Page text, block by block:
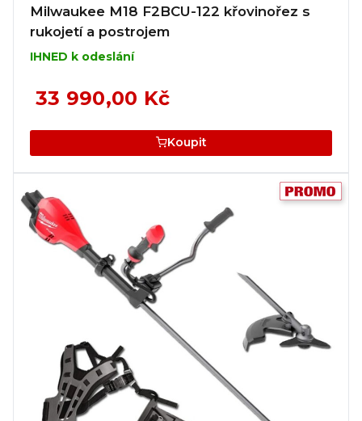
Milwaukee M18 F2BCU-122 křovinořez s
rukojetí a postrojem
IHNED k odeslání
33 990,00 Kč
Koupit